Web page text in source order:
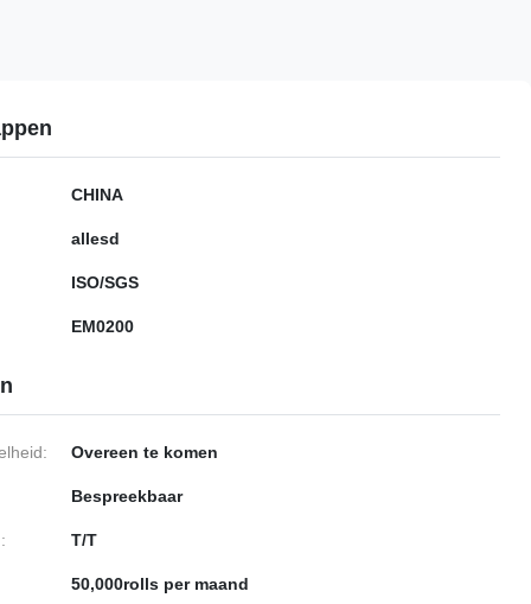
CHINA
allesd
ISO/SGS
EM0200
Overeen te komen
Bespreekbaar
T/T
50,000rolls per maand